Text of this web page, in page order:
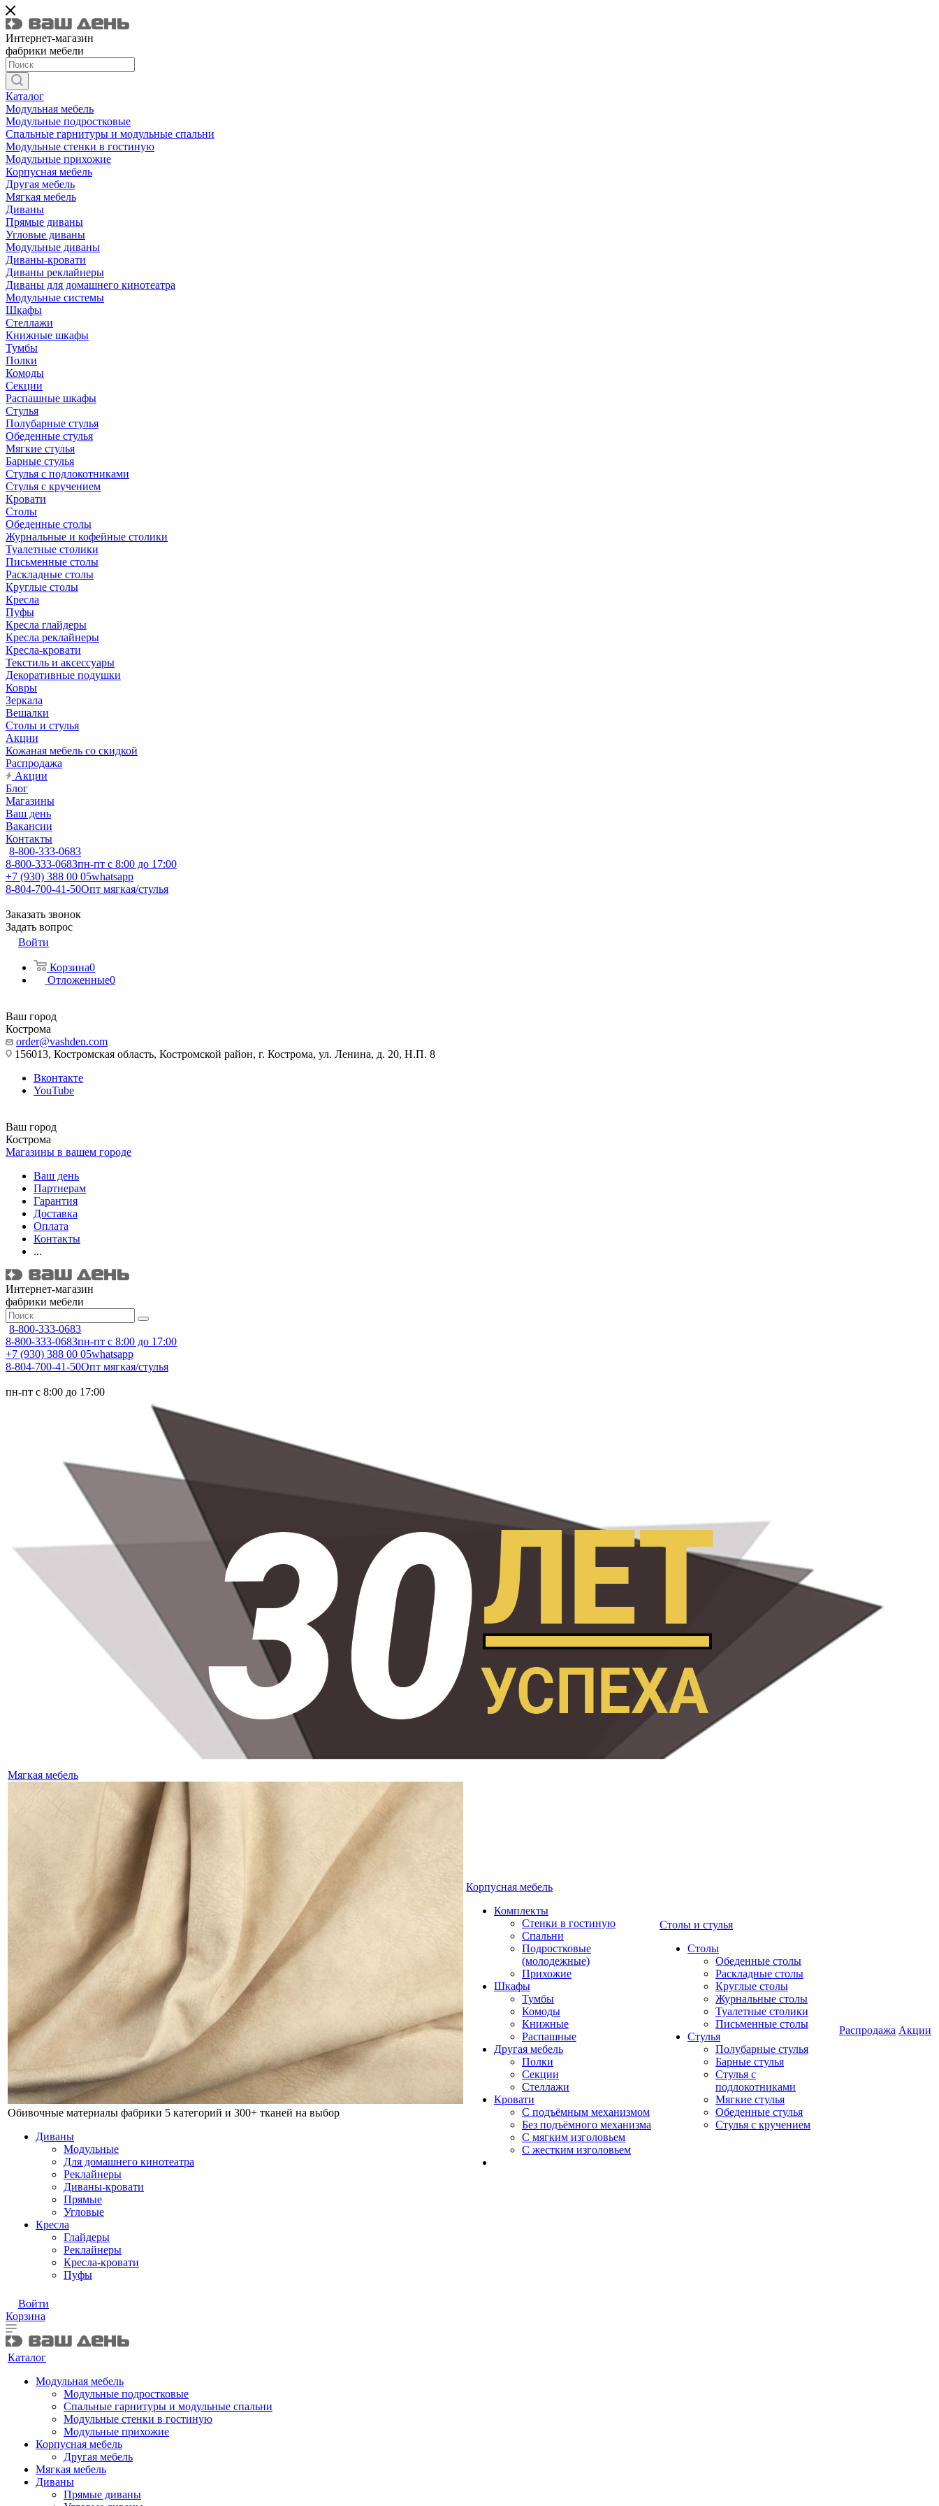
Интернет-магазин
фабрики мебели
Каталог
Модульная мебель
Модульные подростковые
Спальные гарнитуры и модульные спальни
Модульные стенки в гостиную
Модульные прихожие
Корпусная мебель
Другая мебель
Мягкая мебель
Диваны
Прямые диваны
Угловые диваны
Модульные диваны
Диваны-кровати
Диваны реклайнеры
Диваны для домашнего кинотеатра
Модульные системы
Шкафы
Стеллажи
Книжные шкафы
Тумбы
Полки
Комоды
Секции
Распашные шкафы
Стулья
Полубарные стулья
Обеденные стулья
Мягкие стулья
Барные стулья
Стулья с подлокотниками
Стулья с кручением
Кровати
Столы
Обеденные столы
Журнальные и кофейные столики
Туалетные столики
Письменные столы
Раскладные столы
Круглые столы
Кресла
Пуфы
Кресла глайдеры
Кресла реклайнеры
Кресла-кровати
Текстиль и аксессуары
Декоративные подушки
Ковры
Зеркала
Вешалки
Столы и стулья
Акции
Кожаная мебель со скидкой
Распродажа
Акции
Блог
Магазины
Ваш день
Вакансии
Контакты
8-800-333-0683
8-800-333-0683пн-пт с 8:00 до 17:00
+7 (930) 388 00 05whatsapp
8-804-700-41-50Опт мягкая/стулья
Заказать звонок
Задать вопрос
Войти
Корзина0
Отложенные0
Ваш город
Кострома
order@vashden.com
156013, Костромская область, Костромской район, г. Кострома, ул. Ленина, д. 20, Н.П. 8
Вконтакте
YouTube
Ваш город
Кострома
Магазины в вашем городе
Ваш день
Партнерам
Гарантия
Доставка
Оплата
Контакты
...
Интернет-магазин
фабрики мебели
8-800-333-0683
8-800-333-0683пн-пт с 8:00 до 17:00
+7 (930) 388 00 05whatsapp
8-804-700-41-50Опт мягкая/стулья
пн-пт с 8:00 до 17:00
Мягкая мебель
Обивочные материалы фабрики 5 категорий и 300+ тканей на выбор
Диваны
Модульные
Для домашнего кинотеатра
Реклайнеры
Диваны-кровати
Прямые
Угловые
Кресла
Глайдеры
Реклайнеры
Кресла-кровати
Пуфы
Корпусная мебель
Комплекты
Стенки в гостиную
Спальни
Подростковые
(молодежные)
Прихожие
Шкафы
Тумбы
Комоды
Книжные
Распашные
Другая мебель
Полки
Секции
Стеллажи
Кровати
С подъёмным механизмом
Без подъёмного механизма
С мягким изголовьем
С жестким изголовьем
Столы и стулья
Столы
Обеденные столы
Раскладные столы
Круглые столы
Журнальные столы
Туалетные столики
Письменные столы
Стулья
Полубарные стулья
Барные стулья
Стулья с
подлокотниками
Мягкие стулья
Обеденные стулья
Стулья с кручением
Распродажа Акции
Войти
Корзина
Каталог
Модульная мебель
Модульные подростковые
Спальные гарнитуры и модульные спальни
Модульные стенки в гостиную
Модульные прихожие
Корпусная мебель
Другая мебель
Мягкая мебель
Диваны
Прямые диваны